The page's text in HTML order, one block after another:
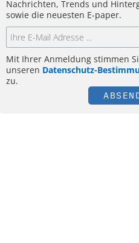
Nachrichten, Trends und
sowie die neuesten E-paper.
Mit Ihrer Anmeldung stimmen
unseren Datenschutz-
zu.